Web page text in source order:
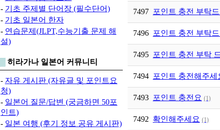
- 기초 주제별 단어장 (필수단어)
- 기초 일본어 한자
- 연습문제(JLPT,수능기출 문제 해
설)
▒히라가나 일본어 커뮤니티
- 자유 게시판 (자유글 및 포인트요
청)
- 일본어 질문/답변 (궁금하면 50포
인트)
- 일본 여행 (후기 정보 공유 게시판)
7497 포인트 충전 부탁
7496 포인트 충전 부탁
7495 포인트 충전 부탁
7494 포인트 충전해주세
7493 포인트 충전요 (1)
7492 확인해주세요 (1)